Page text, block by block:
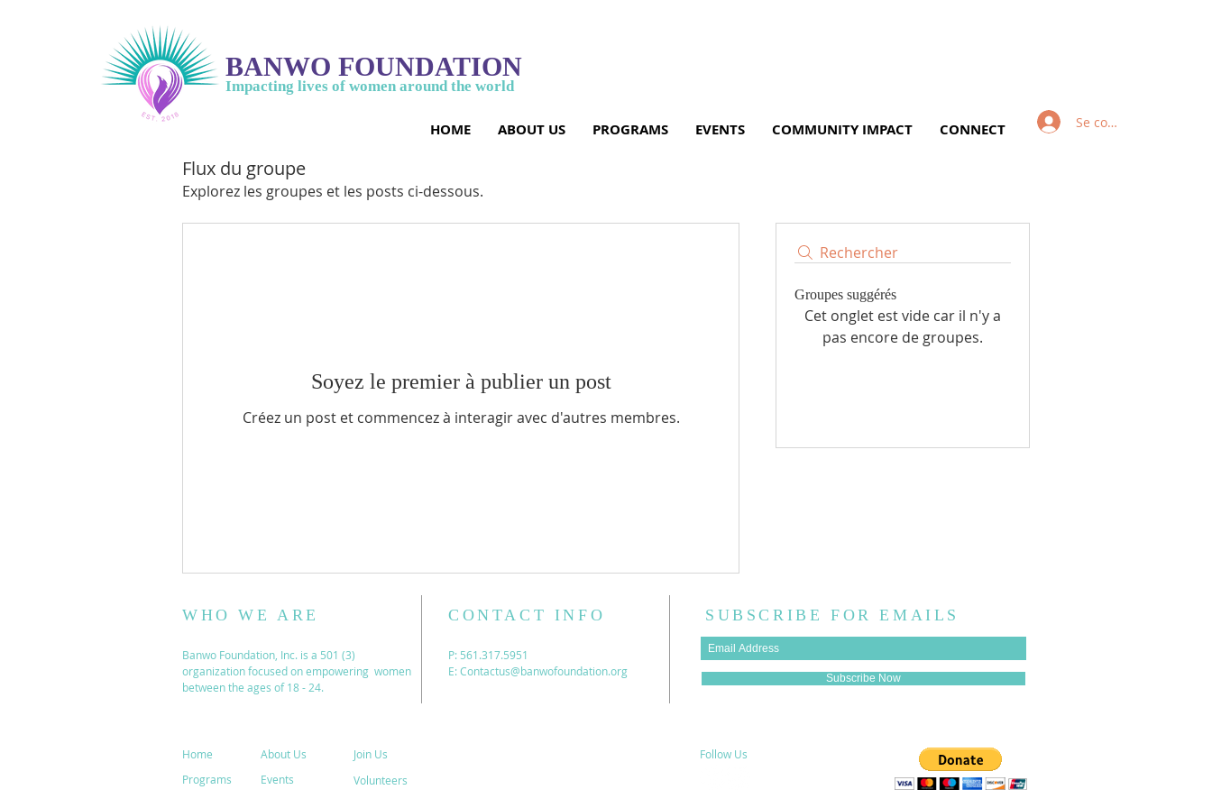
BANWO FOUNDATION
Impacting lives of women around the world
HOME ABOUT US PROGRAMS EVENTS COMMUNITY IMPACT CONNECT Se connecter
Flux du groupe
Explorez les groupes et les posts ci-dessous.
Rechercher
Groupes suggérés
Cet onglet est vide car il n'y a
pas encore de groupes.
Soyez le premier à publier un post
Créez un post et commencez à interagir avec d'autres membres.
WHO WE ARE
Banwo Foundation, Inc. is a 501 (3)
organization focused on empowering women
between the ages of 18 - 24.
CONTACT INFO
P: 561.317.5951
E:Contactus@banwofoundation.org
SUBSCRIBE FOR EMAILS
Subscribe Now
Home
Programs
About Us
Events
Join Us
Volunteers
Follow Us